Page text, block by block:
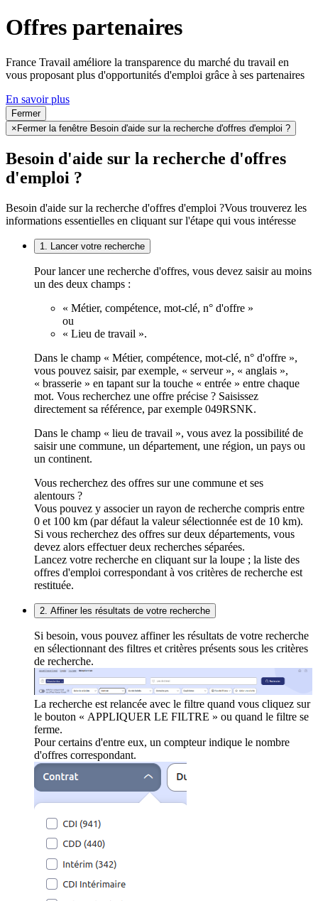
Offres partenaires
France Travail améliore la transparence du marché du travail en
vous proposant plus d'opportunités d'emploi grâce à ses partenaires
En savoir plus
Fermer
×Fermer la fenêtre Besoin d'aide sur la recherche d'offres d'emploi ?
Besoin d'aide sur la recherche d'offres
d'emploi ?
Besoin d'aide sur la recherche d'offres d'emploi ?Vous trouverez les
informations essentielles en cliquant sur l'étape qui vous intéresse
1. Lancer votre recherche
Pour lancer une recherche d'offres, vous devez saisir au moins
un des deux champs :
« Métier, compétence, mot-clé, n° d'offre »
ou
« Lieu de travail ».
Dans le champ « Métier, compétence, mot-clé, n° d'offre »,
vous pouvez saisir, par exemple, « serveur », « anglais »,
« brasserie » en tapant sur la touche « entrée » entre chaque
mot. Vous recherchez une offre précise ? Saisissez
directement sa référence, par exemple 049RSNK.
Dans le champ « lieu de travail », vous avez la possibilité de
saisir une commune, un département, une région, un pays ou
un continent.
Vous recherchez des offres sur une commune et ses
alentours ?
Vous pouvez y associer un rayon de recherche compris entre
0 et 100 km (par défaut la valeur sélectionnée est de 10 km).
Si vous recherchez des offres sur deux départements, vous
devez alors effectuer deux recherches séparées.
Lancez votre recherche en cliquant sur la loupe ; la liste des
offres d'emploi correspondant à vos critères de recherche est
restituée.
2. Affiner les résultats de votre recherche
Si besoin, vous pouvez affiner les résultats de votre recherche
en sélectionnant des filtres et critères présents sous les critères
de recherche.
La recherche est relancée avec le filtre quand vous cliquez sur
le bouton « APPLIQUER LE FILTRE » ou quand le filtre se
ferme.
Pour certains d'entre eux, un compteur indique le nombre
d'offres correspondant.